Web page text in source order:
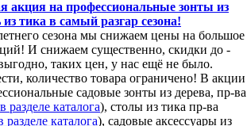
акция на профессиональные зонты из
из тика в самый разгар сезона!
сезона мы снижаем цены на большое
И снижаем существенно, скидки до -
таких цен, у нас ещё не было.
количество товара ограничено! В акции
садовые зонты из дерева, пр-ва
разделе каталога), столы из тика пр-ва
разделе каталога), садовые аксессуары из